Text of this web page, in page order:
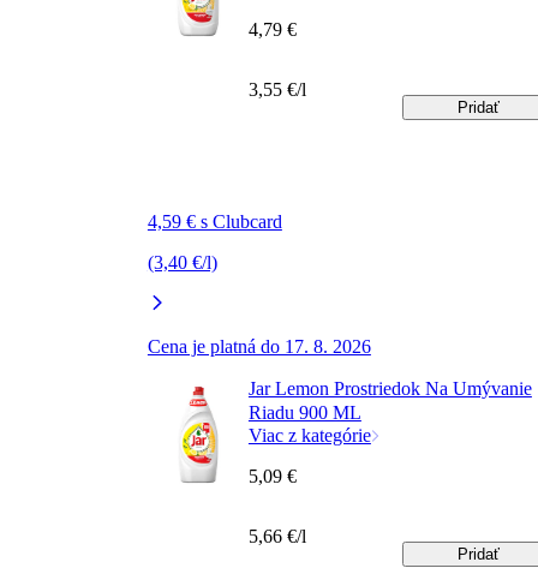
4,59 € s Clubcard
(3,40 €/l)
Cena je platná do 17. 8. 2026
4,79 €
3,55 €/l
Pridať
Jar Lemon Prostriedok Na Umývanie
Riadu 900 ML
Viac z kategórie
5,09 €
5,66 €/l
Pridať